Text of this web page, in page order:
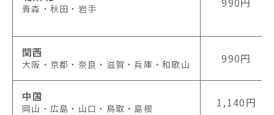
青森・秋田・岩手
関西
大阪・京都・奈良・滋賀・兵庫・和歌山 990円
中国
岡山・広島・山口・鳥取・島根 1,140円